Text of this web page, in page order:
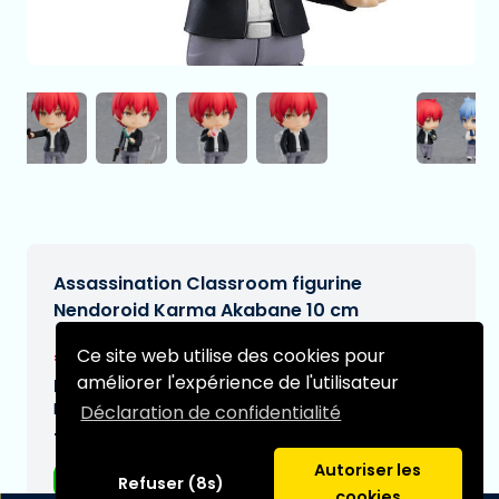
Ce site web utilise des cookies pour
améliorer l'expérience de l'utilisateur
Déclaration de confidentialité
Refuser (8s)
Autoriser les
Assassination Classroom figurine
Nendoroid Karma Akabane 10 cm
€70,99 [Sous réserve de modifications]
Date de livraison prévue:
N/A
Type:
Figurines d'anime